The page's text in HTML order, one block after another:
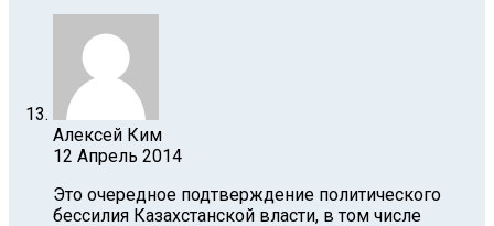
Алексей Ким
12 Апрель 2014
Это очередное подтверждение политического
бессилия Казахстанской власти, в том числе